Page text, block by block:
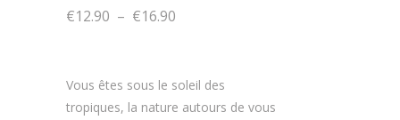
€12.90 – €16.90
€16.90
Vous êtes sous le soleil des
tropiques, la nature autours de vous